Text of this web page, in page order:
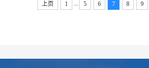
上页 1 5 6 7 8 9